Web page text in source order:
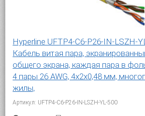
Hyperline UFTP4-C6-P26-IN-LSZH-
Кабель витая пара,
общего экрана, каждая пара в
4 пары 26 AWG, 4х2х0,48 мм,
жилы,
Артикул: UFTP4-C6-P26-IN-LSZH-YL-500